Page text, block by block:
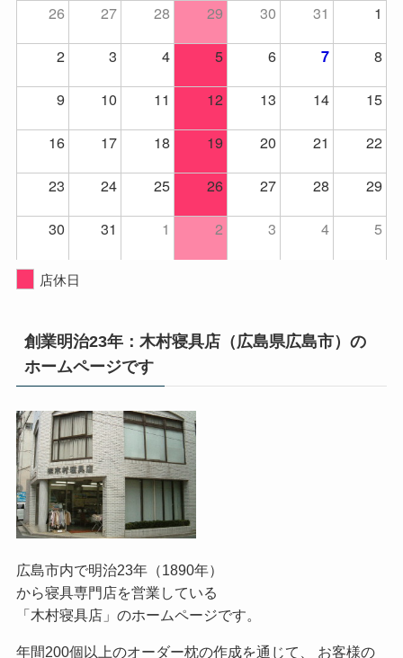
26 27 28 29 30 31
1
2
3 4 5 6 7
8
9
10 11 12 13 14
15
16
17 18 19 20 21
22
23
24 25 26 27 28
29
30
31 1 2 3 4 5
店休日
創業明治23年：木村寝具店（広島県広島市）の
ホームページです
広島市内で明治23年（1890年）
から寝具専門店を営業している
「木村寝具店」のホームページです。
年間200個以上のオーダー枕の作成を通じて、 お客様の